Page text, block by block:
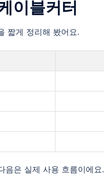
이블커터
짧게 정리해 봤어요.
음은 실제 사용 흐름이에요.